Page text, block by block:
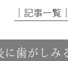
│記事一覧│
に歯がしみ